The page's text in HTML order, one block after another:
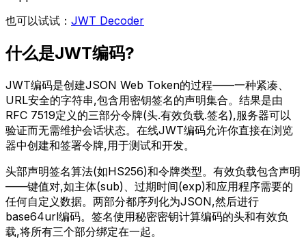
也可以试试： JWT Decoder
什么是JWT编码?
JWT编码是创建JSON Web Token的过程——一种紧凑、
URL安全的字符串,包含用密钥签名的声明集合。结果是由
RFC 7519定义的三部分令牌(头.有效负载.签名),服务器可以
验证而无需维护会话状态。在线JWT编码允许你直接在浏览
器中创建和签署令牌,用于测试和开发。
头部声明签名算法(如HS256)和令牌类型。有效负载包含声明
——键值对,如主体(sub)、过期时间(exp)和应用程序需要的
任何自定义数据。两部分都序列化为JSON,然后进行
base64url编码。签名使用秘密密钥计算编码的头和有效负
载,将所有三个部分绑定在一起。